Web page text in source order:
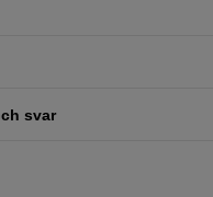
svar